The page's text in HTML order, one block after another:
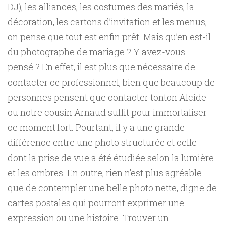
DJ), les alliances, les costumes des mariés, la
décoration, les cartons d’invitation et les menus,
on pense que tout est enfin prêt. Mais qu’en est-il
du photographe de mariage ? Y avez-vous
pensé ? En effet, il est plus que nécessaire de
contacter ce professionnel, bien que beaucoup de
personnes pensent que contacter tonton Alcide
ou notre cousin Arnaud suffit pour immortaliser
ce moment fort. Pourtant, il y a une grande
différence entre une photo structurée et celle
dont la prise de vue a été étudiée selon la lumière
et les ombres. En outre, rien n’est plus agréable
que de contempler une belle photo nette, digne de
cartes postales qui pourront exprimer une
expression ou une histoire. Trouver un